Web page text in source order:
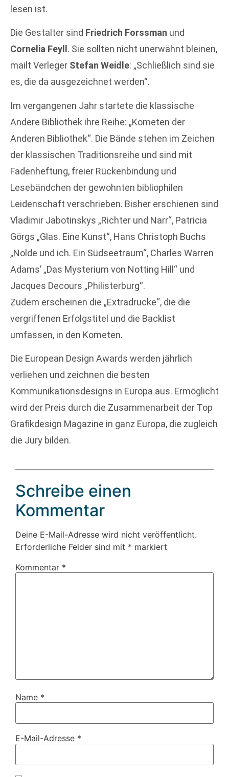
lesen ist.
Die Gestalter sind Friedrich Forssman und
Cornelia Feyll . Sie sollten nicht unerwähnt bleinen,
mailt Verleger Stefan Weidle: „Schließlich sind sie
es, die da ausgezeichnet werden“.
Im vergangenen Jahr startete die klassische
Andere Bibliothek ihre Reihe: „Kometen der
Anderen Bibliothek“. Die Bände stehen im Zeichen
der klassischen Traditionsreihe und sind mit
Fadenheftung, freier Rückenbindung und
Lesebändchen der gewohnten bibliophilen
Leidenschaft verschrieben. Bisher erschienen sind
Vladimir Jabotinskys „Richter und Narr“, Patricia
Görgs „Glas. Eine Kunst“, Hans Christoph Buchs
„Nolde und ich. Ein Südseetraum“, Charles Warren
Adams’ „Das Mysterium von Notting Hill“ und
Jacques Decours „Philisterburg“.
Zudem erscheinen die „Extradrucke“, die die
vergriffenen Erfolgstitel und die Backlist
umfassen, in den Kometen.
Die European Design Awards werden jährlich
verliehen und zeichnen die besten
Kommunikationsdesigns in Europa aus. Ermöglicht
wird der Preis durch die Zusammenarbeit der Top
Grafikdesign Magazine in ganz Europa, die zugleich
die Jury bilden.
Schreibe einen
Kommentar
Deine E-Mail-Adresse wird nicht veröffentlicht.
Erforderliche Felder sind mit * markiert
Kommentar *
Name *
E-Mail-Adresse *